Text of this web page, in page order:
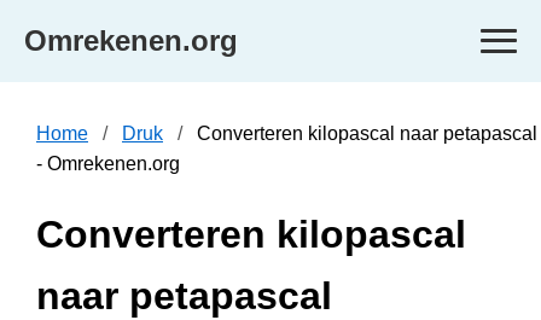
Omrekenen.org
Home Druk
Converteren kilopascal naar petapascal
- Omrekenen.org
Converteren kilopascal
naar petapascal